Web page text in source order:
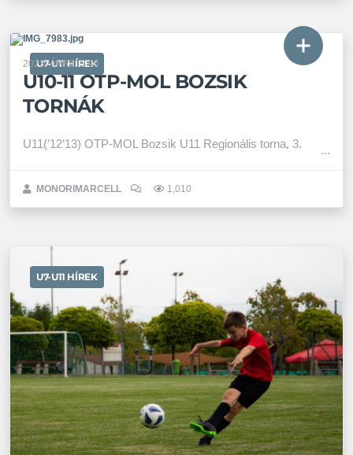
U7-U11 HÍREK
2023. ÁPRILIS 06.
U10-11 OTP-MOL BOZSIK
TORNÁK
U11(’12’13) OTP-MOL Bozsik U11 Regionális torna, 3.
MONORIMARCELL 1,010
U7-U11 HÍREK